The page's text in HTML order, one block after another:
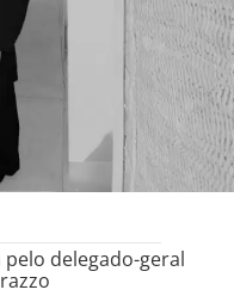
delegado-geral